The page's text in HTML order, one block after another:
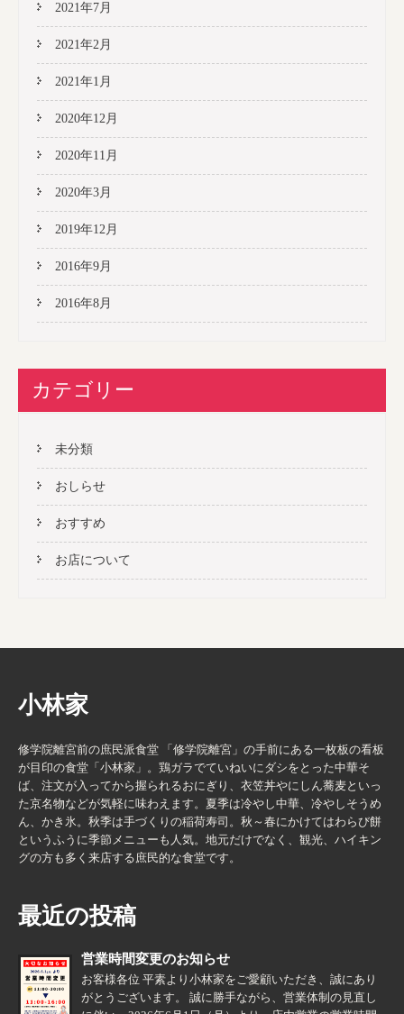
2021年7月
2021年2月
2021年1月
2020年12月
2020年11月
2020年3月
2019年12月
2016年9月
2016年8月
カテゴリー
未分類
おしらせ
おすすめ
お店について
小林家
修学院離宮前の庶民派食堂 「修学院離宮」の手前にある一枚板の看板
が目印の食堂「小林家」。鶏ガラでていねいにダシをとった中華そ
ば、注文が入ってから握られるおにぎり、衣笠丼やにしん蕎麦といっ
た京名物などが気軽に味わえます。夏季は冷やし中華、冷やしそうめ
ん、かき氷。秋季は手づくりの稲荷寿司。秋～春にかけてはわらび餅
というふうに季節メニューも人気。地元だけでなく、観光、ハイキン
グの方も多く来店する庶民的な食堂です。
最近の投稿
営業時間変更のお知らせ
お客様各位 平素より小林家をご愛顧いただき、誠にあり
がとうございます。 誠に勝手ながら、営業体制の見直し